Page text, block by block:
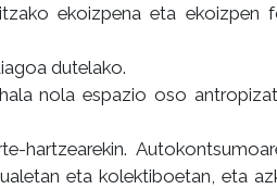
ekoizpena eta ekoizpen
dutelako.
nola espazio oso
hartzearekin.
eta kolektiboetan, eta